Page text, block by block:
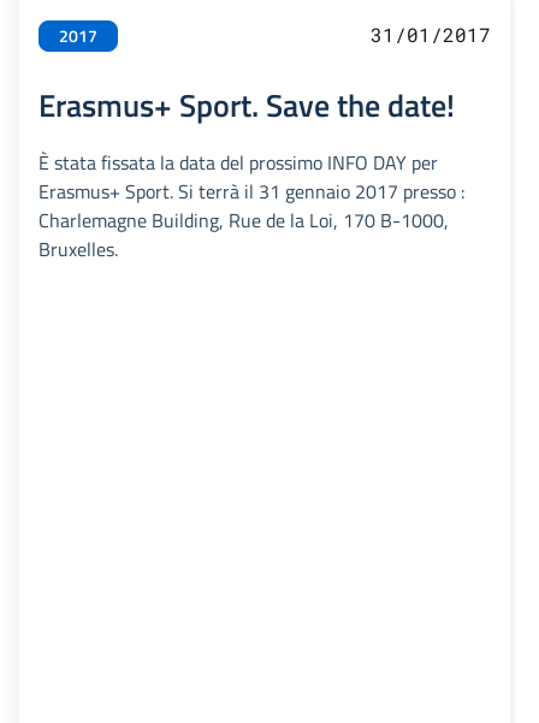
2017 31/01/2017
Erasmus+ Sport. Save the date!
È stata fissata la data del prossimo INFO DAY per
Erasmus+ Sport. Si terrà il 31 gennaio 2017 presso :
Charlemagne Building, Rue de la Loi, 170 B-1000,
Bruxelles.